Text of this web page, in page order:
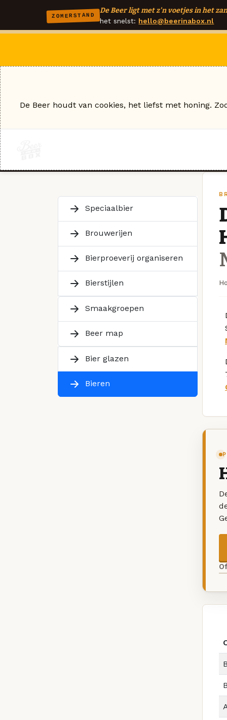
ZOMERSTAND
De Beer ligt met z'n voetjes in het
het snelst: hello@beerinabox.nl
Speciaalbier
Brouwerijen
Bierproeverij organiseren
Bierstijlen
Smaakgroepen
Beer map
Bier glazen
Bieren
De Beer houdt van cookies, het liefst met honing.